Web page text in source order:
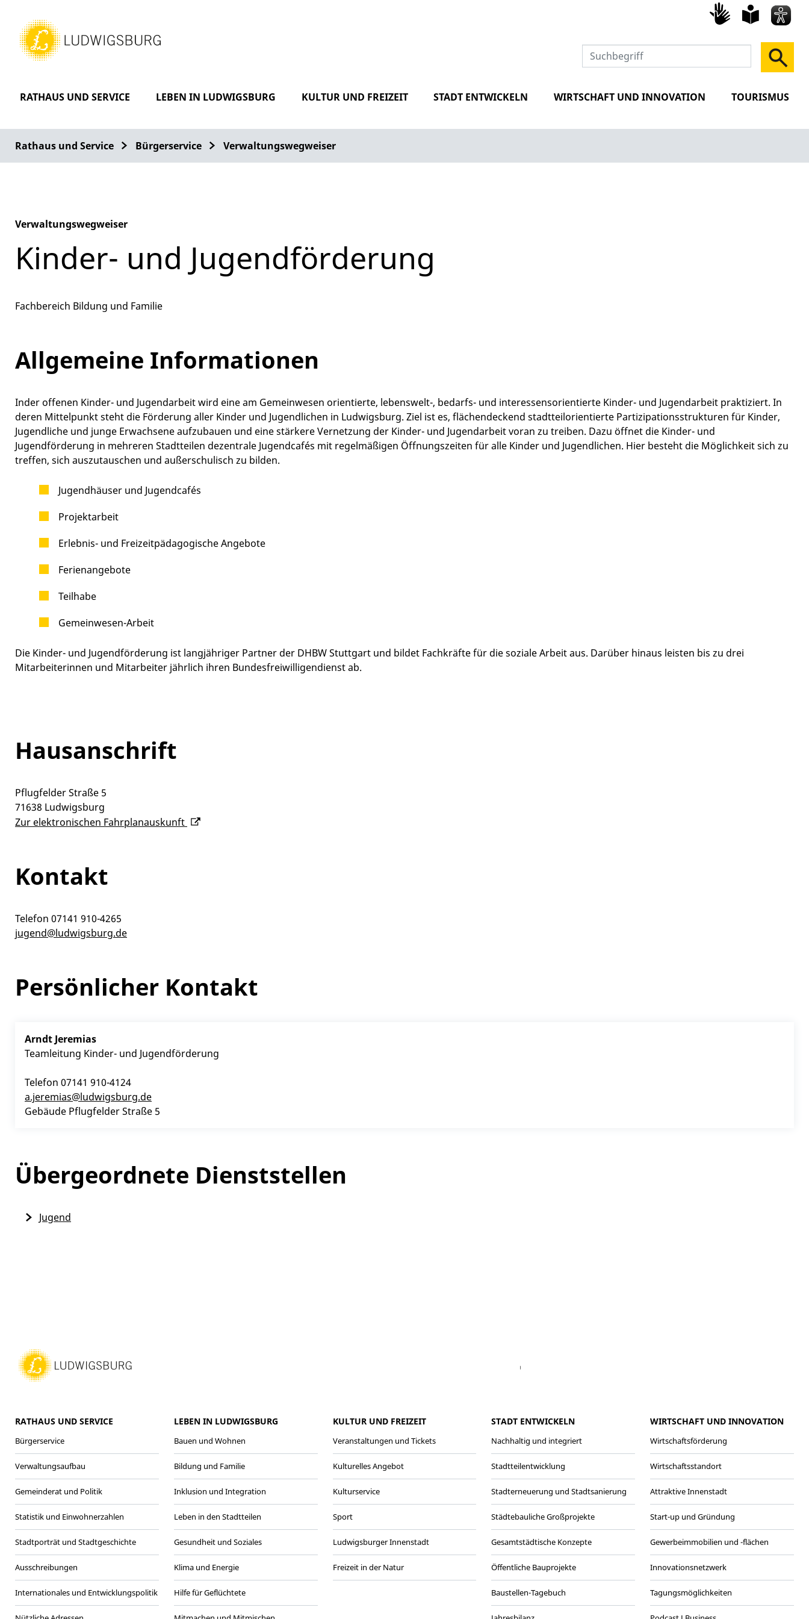
RATHAUS UND SERVICE LEBEN IN LUDWIGSBURG KULTUR UND FREIZEIT STADT ENTWICKELN WIRTSCHAFT UND INNOVATION TOURISMUS
Rathaus und Service Bürgerservice Verwaltungswegweiser
Verwaltungswegweiser
Kinder- und Jugendförderung
Fachbereich Bildung und Familie
Allgemeine Informationen
Inder offenen Kinder- und Jugendarbeit wird eine am Gemeinwesen orientierte, lebenswelt-, bedarfs- und interessensorientierte Kinder- und Jugendarbeit praktiziert. In
deren Mittelpunkt steht die Förderung aller Kinder und Jugendlichen in Ludwigsburg. Ziel ist es, flächendeckend stadtteilorientierte Partizipationsstrukturen für Kinder,
Jugendliche und junge Erwachsene aufzubauen und eine stärkere Vernetzung der Kinder- und Jugendarbeit voran zu treiben. Dazu öffnet die Kinder- und
Jugendförderung in mehreren Stadtteilen dezentrale Jugendcafés mit regelmäßigen Öffnungszeiten für alle Kinder und Jugendlichen. Hier besteht die Möglichkeit sich zu
treffen, sich auszutauschen und außerschulisch zu bilden.
Jugendhäuser und Jugendcafés
Projektarbeit
Erlebnis- und Freizeitpädagogische Angebote
Ferienangebote
Teilhabe
Gemeinwesen-Arbeit
Die Kinder- und Jugendförderung ist langjähriger Partner der DHBW Stuttgart und bildet Fachkräfte für die soziale Arbeit aus. Darüber hinaus leisten bis zu drei
Mitarbeiterinnen und Mitarbeiter jährlich ihren Bundesfreiwilligendienst ab.
Hausanschrift
Pflugfelder Straße 5
71638 Ludwigsburg
Zur elektronischen Fahrplanauskunft
Kontakt
Telefon 07141 910-4265
jugend@ludwigsburg.de
Persönlicher Kontakt
Arndt Jeremias
Teamleitung Kinder- und Jugendförderung
Telefon 07141 910-4124
a.jeremias@ludwigsburg.de
Gebäude Pflugfelder Straße 5
Übergeordnete Dienststellen
Jugend
LinkedIn
RATHAUS UND SERVICE
Bürgerservice
Verwaltungsaufbau
Gemeinderat und Politik
Statistik und Einwohnerzahlen
Stadtporträt und Stadtgeschichte
Ausschreibungen
Internationales und Entwicklungspolitik
LEBEN IN LUDWIGSBURG
Bauen und Wohnen
Bildung und Familie
Inklusion und Integration
Leben in den Stadtteilen
Gesundheit und Soziales
Klima und Energie
Hilfe für Geflüchtete
KULTUR UND FREIZEIT
Veranstaltungen und Tickets
Kulturelles Angebot
Kulturservice
Sport
Ludwigsburger Innenstadt
Freizeit in der Natur
STADT ENTWICKELN
Nachhaltig und integriert
Stadtteilentwicklung
Stadterneuerung und Stadtsanierung
Städtebauliche Großprojekte
Gesamtstädtische Konzepte
Öffentliche Bauprojekte
Baustellen-Tagebuch
WIRTSCHAFT UND INNOVATION
Wirtschaftsförderung
Wirtschaftsstandort
Attraktive Innenstadt
Start-up und Gründung
Gewerbeimmobilien und -flächen
Innovationsnetzwerk
Tagungsmöglichkeiten